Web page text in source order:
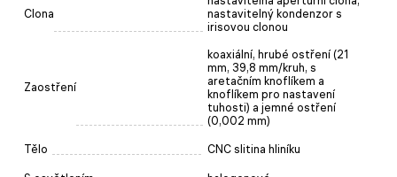
Clona
nastavitelný kondenzor s
irisovou clonou
Zaostření
koaxiální, hrubé ostření (21
mm, 39,8 mm/kruh, s
aretačním knoflíkem a
knoflíkem pro nastavení
tuhosti) a jemné ostření
(0,002 mm)
Tělo CNC slitina hliníku